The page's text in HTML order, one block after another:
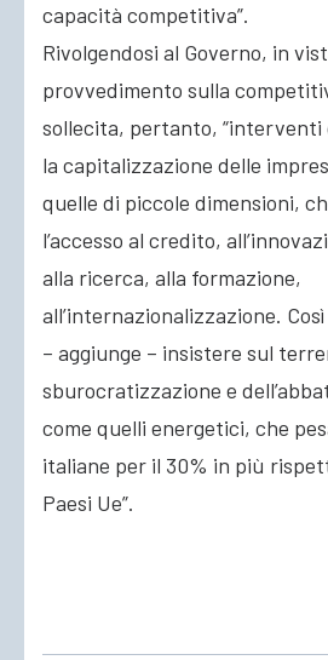
capacità competitiva”.
Rivolgendosi al Governo, in
provvedimento sulla
sollecita, pertanto, “interventi
la capitalizzazione delle
quelle di piccole dimensioni,
l’accesso al credito,
alla ricerca, alla formazione,
all’internazionalizzazione.
– aggiunge – insistere sul
sburocratizzazione e
come quelli energetici, che
italiane per il 30% in più
Paesi Ue”.